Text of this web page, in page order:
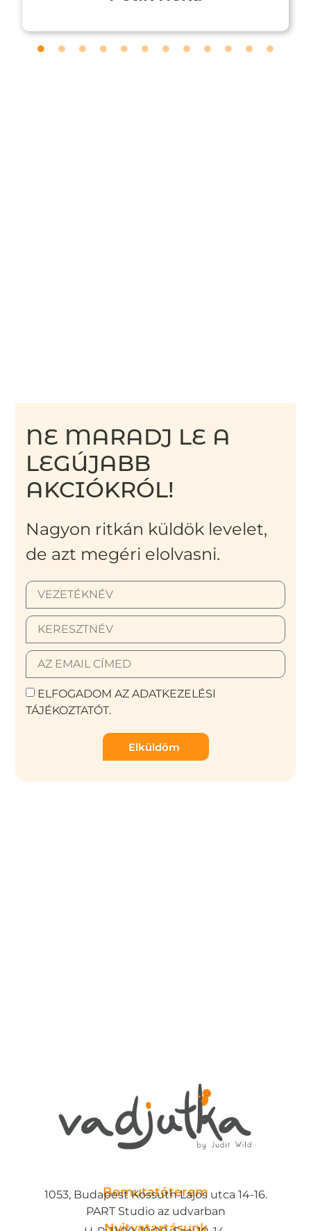
NE MARADJ LE A
LEGÚJABB
AKCIÓKRÓL!
Nagyon ritkán küldök levelet,
de azt megéri elolvasni.
ELFOGADOM AZ ADATKEZELÉSI
TÁJÉKOZTATÓT.
Elküldöm
Bemutatóterem
1053, Budapest Kossuth Lajos utca 14-16.
PART Studio az udvarban